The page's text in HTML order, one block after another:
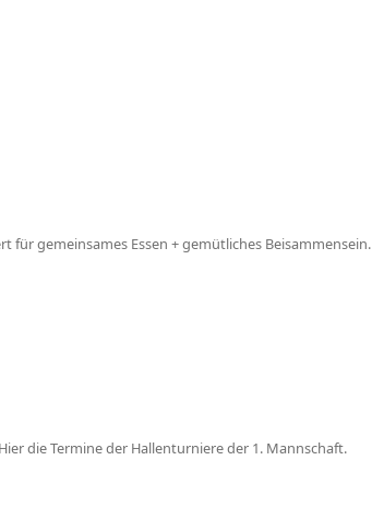
gemeinsames Essen + gemütliches Beisammensein.
die Termine der Hallenturniere der 1. Mannschaft.